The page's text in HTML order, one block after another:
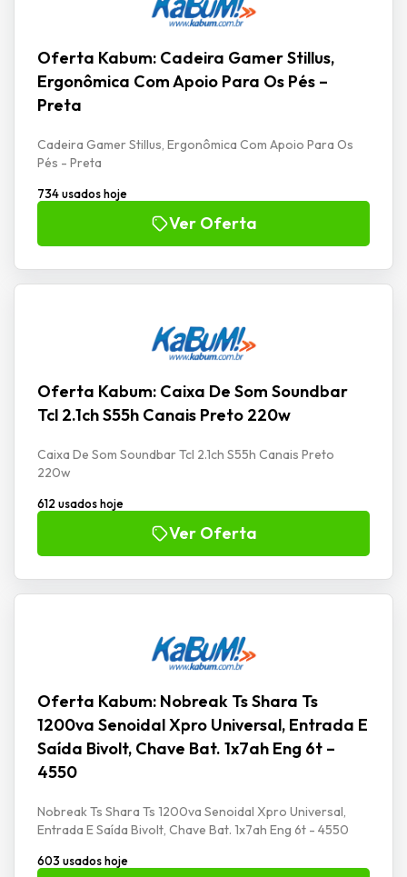
Oferta Kabum: Cadeira Gamer Stillus,
Ergonômica Com Apoio Para Os Pés –
Preta
Cadeira Gamer Stillus, Ergonômica Com Apoio Para Os
Pés - Preta
734 usados hoje
Ver Oferta
Oferta Kabum: Caixa De Som Soundbar
Tcl 2.1ch S55h Canais Preto 220w
Caixa De Som Soundbar Tcl 2.1ch S55h Canais Preto
220w
612 usados hoje
Ver Oferta
Oferta Kabum: Nobreak Ts Shara Ts
1200va Senoidal Xpro Universal, Entrada E
Saída Bivolt, Chave Bat. 1x7ah Eng 6t –
4550
Nobreak Ts Shara Ts 1200va Senoidal Xpro Universal,
Entrada E Saída Bivolt, Chave Bat. 1x7ah Eng 6t - 4550
603 usados hoje